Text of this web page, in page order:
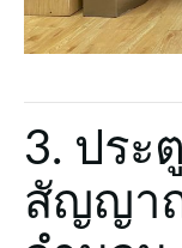
3. ประ
สัญญา